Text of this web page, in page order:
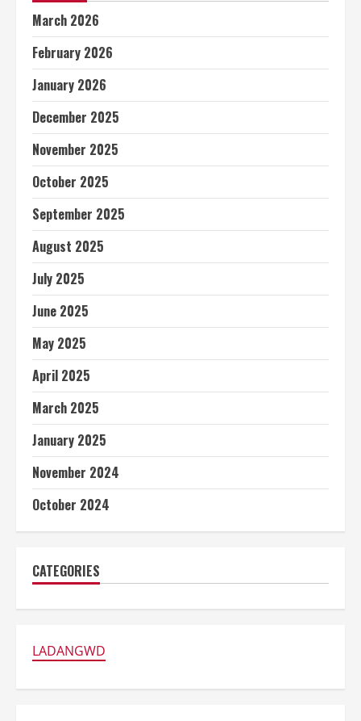
March 2026
February 2026
January 2026
December 2025
November 2025
October 2025
September 2025
August 2025
July 2025
June 2025
May 2025
April 2025
March 2025
January 2025
November 2024
October 2024
CATEGORIES
LADANGWD